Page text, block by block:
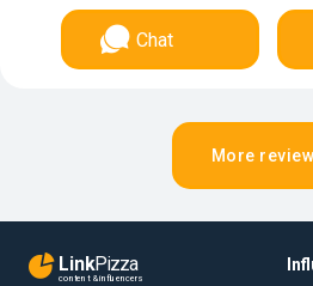
Chat
More
LinkPizza
content & influencers